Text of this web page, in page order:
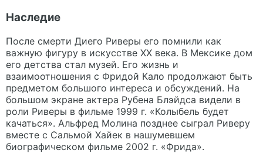
Наследие
После смерти Диего Риверы его помнили как
важную фигуру в искусстве XX века. В Мексике дом
его детства стал музей. Его жизнь и
взаимоотношения с Фридой Кало продолжают быть
предметом большого интереса и обсуждений. На
большом экране актера Рубена Блэйдса видели в
роли Риверы в фильме 1999 г. «Колыбель будет
качаться». Альфред Молина позднее сыграл Риверу
вместе с Сальмой Хайек в нашумевшем
биографическом фильме 2002 г. «Фрида».